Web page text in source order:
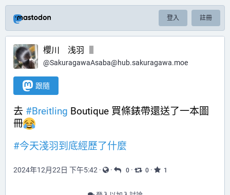
登入 註冊
櫻川 浅羽
@SakuragawaAsaba@hub.sakuragawa.moe
跟隨
去 #Breitling Boutique 買條錶帶還送了一本圖
冊
#今天淺羽到底經歷了什麼
2024年12月22日 下午5:42 · · 0 · 0 · 1